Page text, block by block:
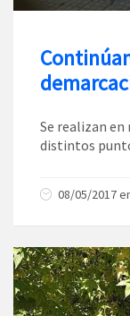
Se realizan en
distintos
08/05/2017